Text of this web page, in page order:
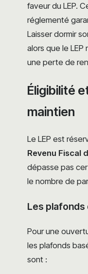
faveur du LEP.
réglementé
Laisser dormir
alors que le LEP
une perte de
Éligibilité
maintien
Le LEP est
Revenu Fiscal
dépasse pas
le nombre de
Les
Pour une
les plafonds
sont :